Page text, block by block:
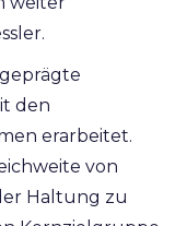
den
erarbeitet.
von
Haltung zu